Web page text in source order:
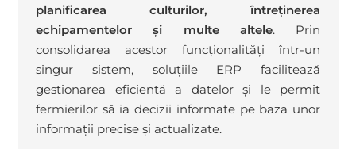
planificarea culturilor, întreținerea
echipamentelor și multe altele. Prin
consolidarea acestor funcționalități într-un
singur sistem, soluțiile ERP facilitează
gestionarea eficientă a datelor și le permit
fermierilor să ia decizii informate pe baza unor
informații precise și actualizate.